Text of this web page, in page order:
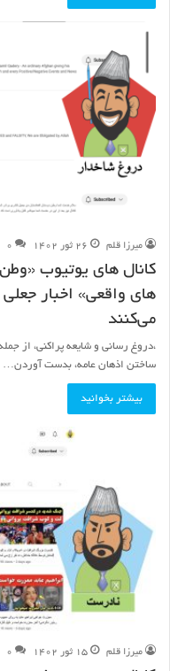
میرزا قلم ۲۶ ثور ۱۴۰۲ ۰
کانال های یوتیوب
های واقعی» اخبار
می‌کنند
،دروغ رسانی و شایعه پراکنی، از
ساختن اذهان عامه، بدست آوردن…
بیشتر بخوانید
میرزا قلم ۱۵ ثور ۱۴۰۲ ۰